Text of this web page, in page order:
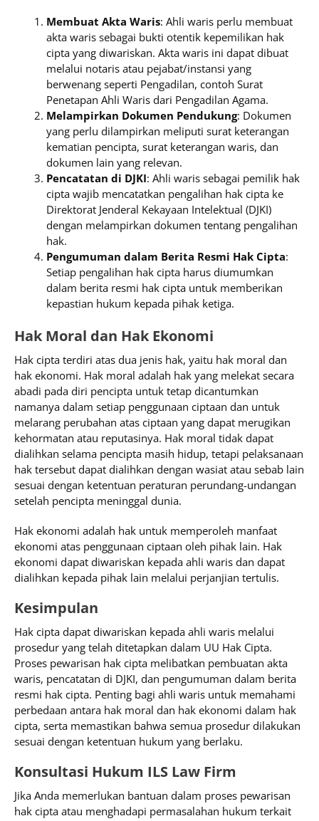
Membuat Akta Waris: Ahli waris perlu membuat
akta waris sebagai bukti otentik kepemilikan hak
cipta yang diwariskan. Akta waris ini dapat dibuat
melalui notaris atau pejabat/instansi yang
berwenang seperti Pengadilan, contoh Surat
Penetapan Ahli Waris dari Pengadilan Agama.
Melampirkan Dokumen Pendukung: Dokumen
yang perlu dilampirkan meliputi surat keterangan
kematian pencipta, surat keterangan waris, dan
dokumen lain yang relevan.
Pencatatan di DJKI: Ahli waris sebagai pemilik hak
cipta wajib mencatatkan pengalihan hak cipta ke
Direktorat Jenderal Kekayaan Intelektual (DJKI)
dengan melampirkan dokumen tentang pengalihan
hak.
Pengumuman dalam Berita Resmi Hak Cipta:
Setiap pengalihan hak cipta harus diumumkan
dalam berita resmi hak cipta untuk memberikan
kepastian hukum kepada pihak ketiga.
Hak Moral dan Hak Ekonomi
Hak cipta terdiri atas dua jenis hak, yaitu hak moral dan
hak ekonomi. Hak moral adalah hak yang melekat secara
abadi pada diri pencipta untuk tetap dicantumkan
namanya dalam setiap penggunaan ciptaan dan untuk
melarang perubahan atas ciptaan yang dapat merugikan
kehormatan atau reputasinya. Hak moral tidak dapat
dialihkan selama pencipta masih hidup, tetapi pelaksanaan
hak tersebut dapat dialihkan dengan wasiat atau sebab lain
sesuai dengan ketentuan peraturan perundang-undangan
setelah pencipta meninggal dunia.
Hak ekonomi adalah hak untuk memperoleh manfaat
ekonomi atas penggunaan ciptaan oleh pihak lain. Hak
ekonomi dapat diwariskan kepada ahli waris dan dapat
dialihkan kepada pihak lain melalui perjanjian tertulis.
Kesimpulan
Hak cipta dapat diwariskan kepada ahli waris melalui
prosedur yang telah ditetapkan dalam UU Hak Cipta.
Proses pewarisan hak cipta melibatkan pembuatan akta
waris, pencatatan di DJKI, dan pengumuman dalam berita
resmi hak cipta. Penting bagi ahli waris untuk memahami
perbedaan antara hak moral dan hak ekonomi dalam hak
cipta, serta memastikan bahwa semua prosedur dilakukan
sesuai dengan ketentuan hukum yang berlaku.
Konsultasi Hukum ILS Law Firm
Jika Anda memerlukan bantuan dalam proses pewarisan
hak cipta atau menghadapi permasalahan hukum terkait